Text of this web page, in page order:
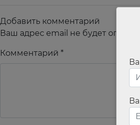
Добавить комментарий
Ваш адрес email не будет
Комментарий *